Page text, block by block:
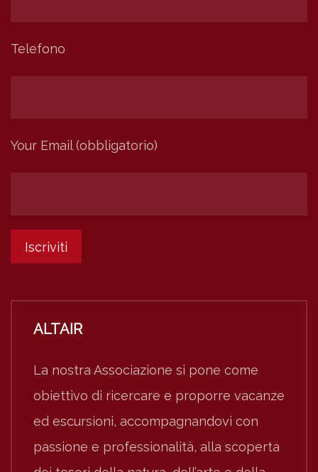
Telefono
Your Email (obbligatorio)
ALTAIR
La nostra Associazione si pone come
obiettivo di ricercare e proporre vacanze
ed escursioni, accompagnandovi con
passione e professionalità, alla scoperta